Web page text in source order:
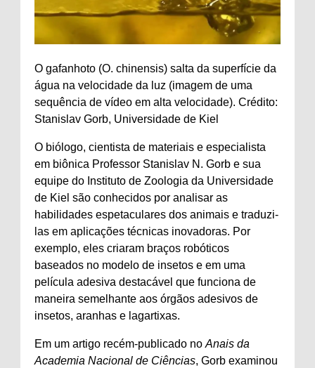
O gafanhoto (O. chinensis) salta da superfície da
água na velocidade da luz (imagem de uma
sequência de vídeo em alta velocidade). Crédito:
Stanislav Gorb, Universidade de Kiel
O biólogo, cientista de materiais e especialista
em biônica Professor Stanislav N. Gorb e sua
equipe do Instituto de Zoologia da Universidade
de Kiel são conhecidos por analisar as
habilidades espetaculares dos animais e traduzi-
las em aplicações técnicas inovadoras. Por
exemplo, eles criaram braços robóticos
baseados no modelo de insetos e em uma
película adesiva destacável que funciona de
maneira semelhante aos órgãos adesivos de
insetos, aranhas e lagartixas.
Em um artigo recém-publicado no Anais da
Academia Nacional de Ciências, Gorb examinou